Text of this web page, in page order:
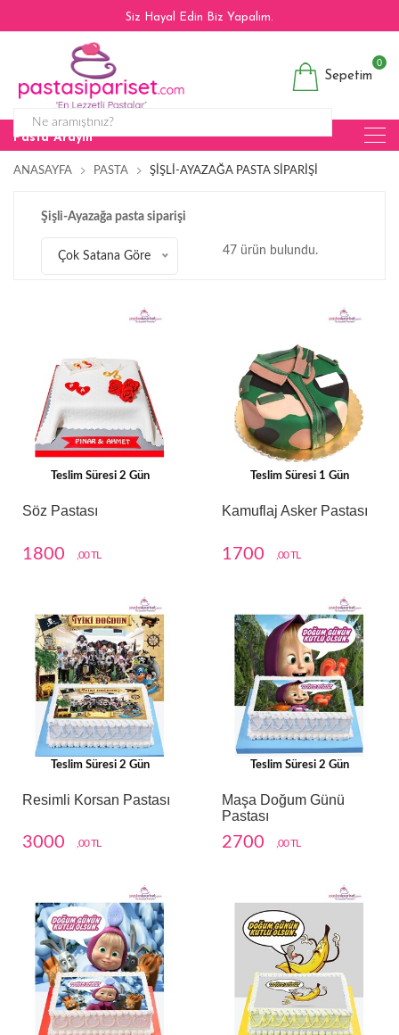
Siz Hayal Edin Biz Yapalım.
Sepetim
0
Pasta Arayın
ANASAYFA PASTA ŞIŞLI-AYAZAĞA PASTA SIPARIŞI
Şişli-Ayazağa pasta siparişi
Çok Satana Göre 47 ürün bulundu.
Teslim Süresi 2 Gün
Söz Pastası
1800 ,00 TL
Teslim Süresi 1 Gün
Kamuflaj Asker Pastası
1700 ,00 TL
Teslim Süresi 2 Gün
Resimli Korsan Pastası
3000 ,00 TL
Teslim Süresi 2 Gün
Maşa Doğum Günü
Pastası
2700 ,00 TL